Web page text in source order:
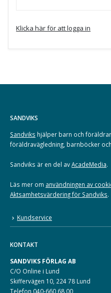
Klicka här för att logga in
SANDVIKS
Sandviks hjälper barn och
föräldravägledning, barnböcker
Sandviks är en del avAcadeMedia.
Läs mer om användningen av
Aktsamhetsvärdering för Sandviks.
Kundservice
KONTAKT
SANDVIKS FÖRLAG AB
C/O Online i Lund
Skiffervägen 10, 224 78 Lund
Telefon 040-660 68 00